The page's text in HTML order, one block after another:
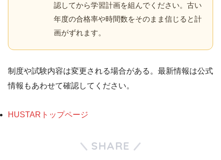
認してから学習計画を組んでください。古い
年度の合格率や時間数をそのまま信じると計
画がずれます。
制度や試験内容は変更される場合がある。最新情報は公式
情報もあわせて確認してください。
HUSTARトップページ
SHARE